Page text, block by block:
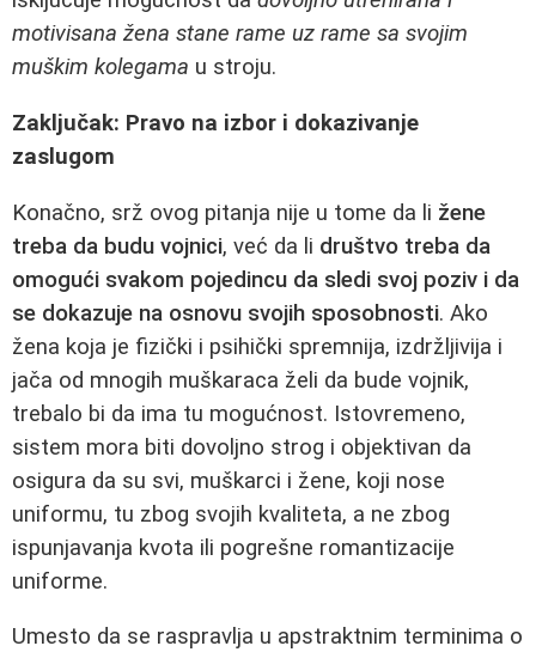
motivisana žena stane rame uz rame sa svojim
muškim kolegama u stroju.
Zaključak: Pravo na izbor i dokazivanje
zaslugom
Konačno, srž ovog pitanja nije u tome da li žene
treba da budu vojnici, već da li društvo treba da
omogući svakom pojedincu da sledi svoj poziv i da
se dokazuje na osnovu svojih sposobnosti. Ako
žena koja je fizički i psihički spremnija, izdržljivija i
jača od mnogih muškaraca želi da bude vojnik,
trebalo bi da ima tu mogućnost. Istovremeno,
sistem mora biti dovoljno strog i objektivan da
osigura da su svi, muškarci i žene, koji nose
uniformu, tu zbog svojih kvaliteta, a ne zbog
ispunjavanja kvota ili pogrešne romantizacije
uniforme.
Umesto da se raspravlja u apstraktnim terminima o